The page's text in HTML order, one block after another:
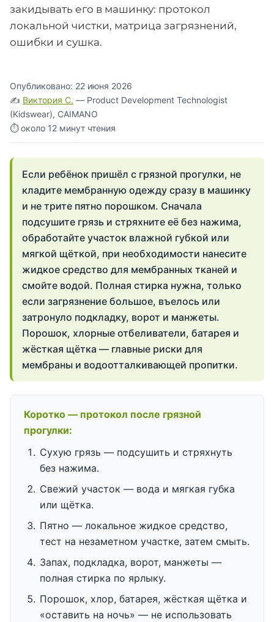
закидывать его в машинку: протокол
локальной чистки, матрица загрязнений,
ошибки и сушка.
Опубликовано: 22 июня 2026
✍️ Виктория С. — Product Development Technologist
(Kidswear), CAIMANO
⏱ около 12 минут чтения
Если ребёнок пришёл с грязной прогулки, не
кладите мембранную одежду сразу в машинку
и не трите пятно порошком. Сначала
подсушите грязь и стряхните её без нажима,
обработайте участок влажной губкой или
мягкой щёткой, при необходимости нанесите
жидкое средство для мембранных тканей и
смойте водой. Полная стирка нужна, только
если загрязнение большое, въелось или
затронуло подкладку, ворот и манжеты.
Порошок, хлорные отбеливатели, батарея и
жёсткая щётка — главные риски для
мембраны и водоотталкивающей пропитки.
Коротко — протокол после грязной
прогулки:
Сухую грязь — подсушить и стряхнуть
без нажима.
Свежий участок — вода и мягкая губка
или щётка.
Пятно — локальное жидкое средство,
тест на незаметном участке, затем смыть.
Запах, подкладка, ворот, манжеты —
полная стирка по ярлыку.
Порошок, хлор, батарея, жёсткая щётка и
«оставить на ночь» — не использовать